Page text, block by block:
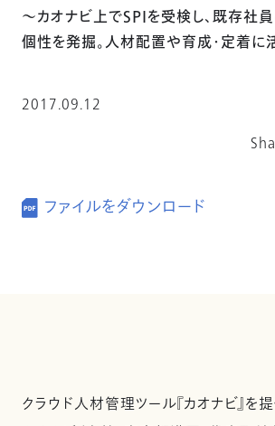
～カオナビ上でSPIを受検し、既存社
個性を発掘。人材配置や育成・定着に
2017.09.12
ファイルをダウンロード
クラウド人材管理ツール『カオナビ』を